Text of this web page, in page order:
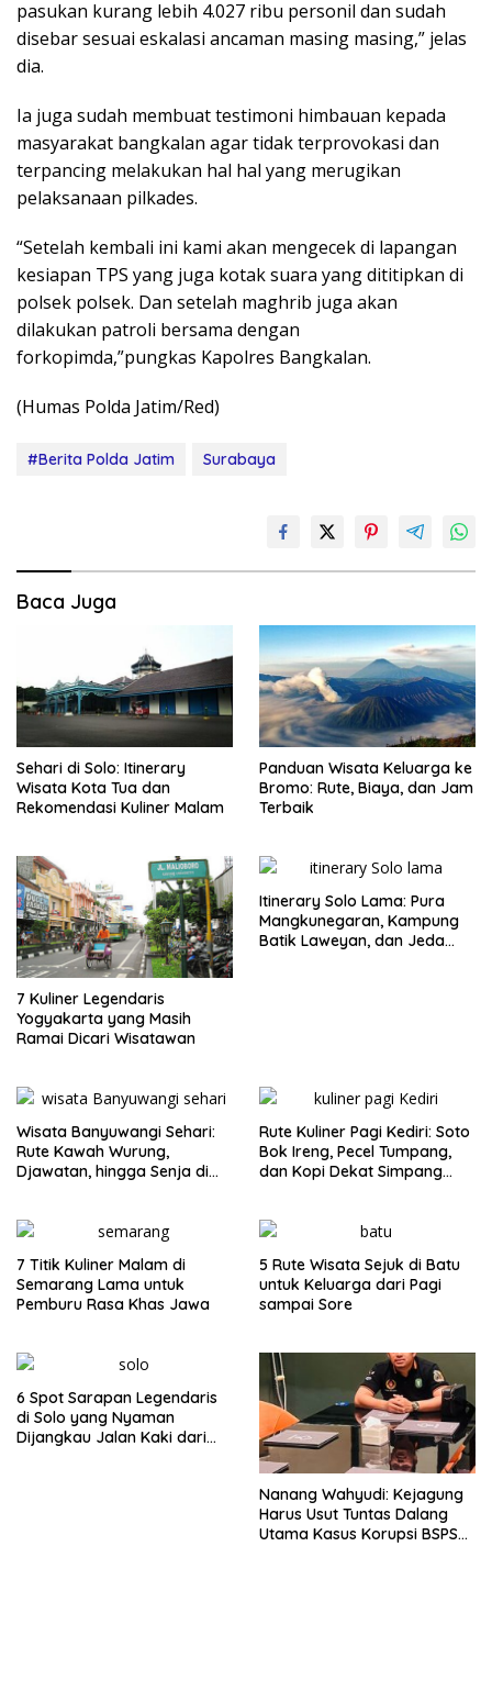
pasukan kurang lebih 4.027 ribu personil dan sudah
disebar sesuai eskalasi ancaman masing masing,” jelas
dia.
Ia juga sudah membuat testimoni himbauan kepada
masyarakat bangkalan agar tidak terprovokasi dan
terpancing melakukan hal hal yang merugikan
pelaksanaan pilkades.
“Setelah kembali ini kami akan mengecek di lapangan
kesiapan TPS yang juga kotak suara yang dititipkan di
polsek polsek. Dan setelah maghrib juga akan
dilakukan patroli bersama dengan
forkopimda,”pungkas Kapolres Bangkalan.
(Humas Polda Jatim/Red)
#Berita Polda Jatim Surabaya
Baca Juga
Sehari di Solo: Itinerary
Wisata Kota Tua dan
Rekomendasi Kuliner Malam
Panduan Wisata Keluarga ke
Bromo: Rute, Biaya, dan Jam
Terbaik
7 Kuliner Legendaris
Yogyakarta yang Masih
Ramai Dicari Wisatawan
Itinerary Solo Lama: Pura
Mangkunegaran, Kampung
Batik Laweyan, dan Jeda
Wisata Banyuwangi Sehari:
Rute Kawah Wurung,
Djawatan, hingga Senja di
Rute Kuliner Pagi Kediri: Soto
Bok Ireng, Pecel Tumpang,
dan Kopi Dekat Simpang
7 Titik Kuliner Malam di
Semarang Lama untuk
Pemburu Rasa Khas Jawa
5 Rute Wisata Sejuk di Batu
untuk Keluarga dari Pagi
sampai Sore
6 Spot Sarapan Legendaris
di Solo yang Nyaman
Dijangkau Jalan Kaki dari
Nanang Wahyudi: Kejagung
Harus Usut Tuntas Dalang
Utama Kasus Korupsi BSPS